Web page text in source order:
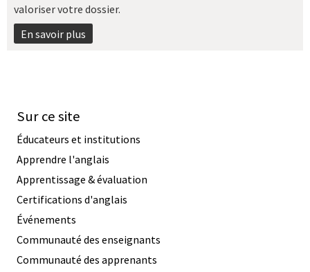
valoriser votre dossier.
En savoir plus
Sur ce site
Éducateurs et institutions
Apprendre l'anglais
Apprentissage & évaluation
Certifications d'anglais
Événements
Communauté des enseignants
Communauté des apprenants